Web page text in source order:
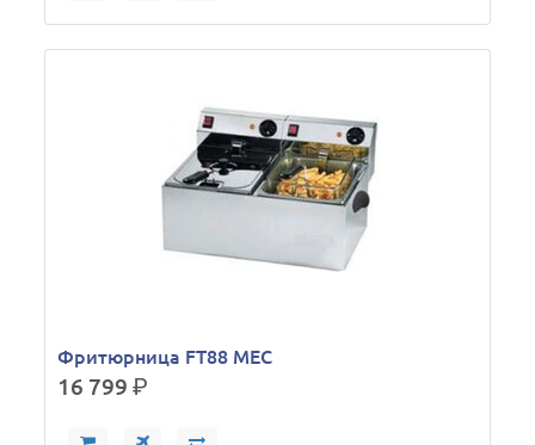
Фритюрница FT88 MEC
16 799р.